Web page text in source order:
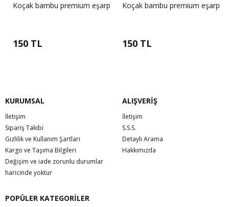
Koçak bambu premium eşarp
150 TL
Koçak bambu premium eşarp
150 TL
KURUMSAL
İletişim
Sipariş Takibi
Gizlilik ve Kullanım Şartları
Kargo ve Taşıma Bilgileri
Değişim ve iade zorunlu durumlar
haricinde yoktur
ALIŞVERİŞ
İletişim
S.S.S.
Detaylı Arama
Hakkımızda
POPÜLER KATEGORİLER